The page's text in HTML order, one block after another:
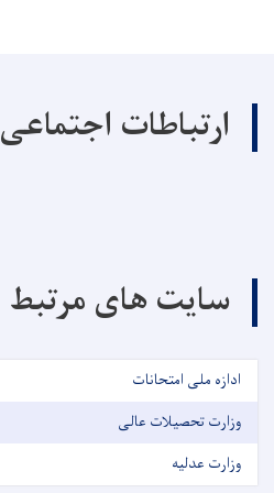
ارتباطات اجتماعی
سایت های مرتبط
ادازه ملی امتحانات
وزارت تحصیلات عالی
وزارت عدلیه